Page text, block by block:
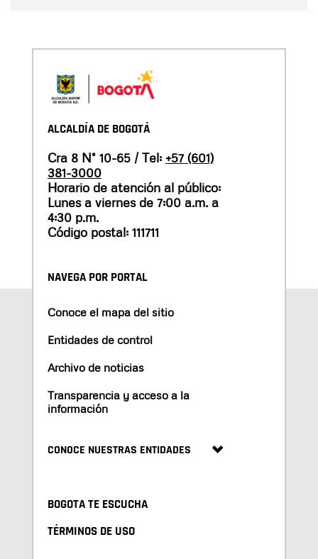
ALCALDÍA DE BOGOTÁ
Cra 8 N° 10-65 / Tel: +57 (601)
381-3000
Horario de atención al público:
Lunes a viernes de 7:00 a.m. a
4:30 p.m.
Código postal: 111711
NAVEGA POR PORTAL
Conoce el mapa del sitio
Entidades de control
Archivo de noticias
Transparencia y acceso a la
información
CONOCE NUESTRAS ENTIDADES
BOGOTA TE ESCUCHA
TÉRMINOS DE USO